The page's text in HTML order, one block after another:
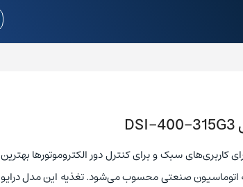
سبک و برای کنترل دور الکتروموتورها بهترین
اتوماسیون صنعتی محسوب می‌شود. تغذیه این مدل درایو